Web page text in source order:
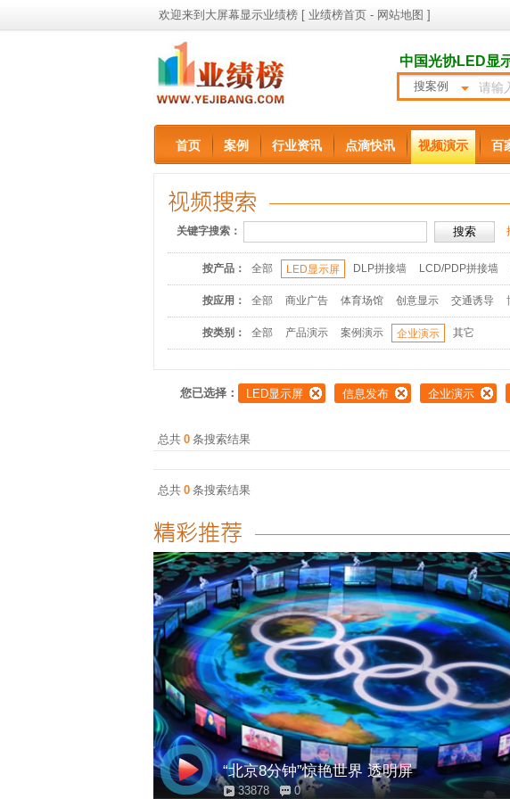
欢迎来到大屏幕显示业绩榜 [ 业绩榜首页 - 网站地图 ]
中国光协LED显
搜案例
首页 案例 行业资讯 点滴快讯 视频演示 百
关键字搜索：
按产品： 全部 LED显示屏 DLP拼接墙 LCD/PDP拼接墙
按应用： 全部 商业广告 体育场馆 创意显示 交通诱导
按类别： 全部 产品演示 案例演示 企业演示 其它
您已选择： LED显示屏 信息发布 企业演示
总共 0 条搜索结果
总共 0 条搜索结果
“北京8分钟”惊艳世界 透明屏
33878 0